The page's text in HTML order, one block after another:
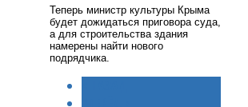
Теперь министр культуры Крыма
будет дожидаться приговора суда,
а для строительства здания
намерены найти нового
подрядчика.